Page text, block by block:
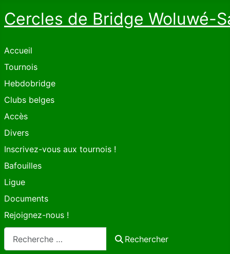
Cercles de Bridge Woluwé-
Accueil
Tournois
Hebdobridge
Clubs belges
Accès
Divers
Inscrivez-vous aux tournois !
Bafouilles
Ligue
Documents
Rejoignez-nous !
Rechercher